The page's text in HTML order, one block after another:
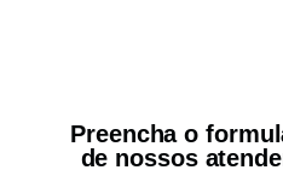
Preencha o
de nossos